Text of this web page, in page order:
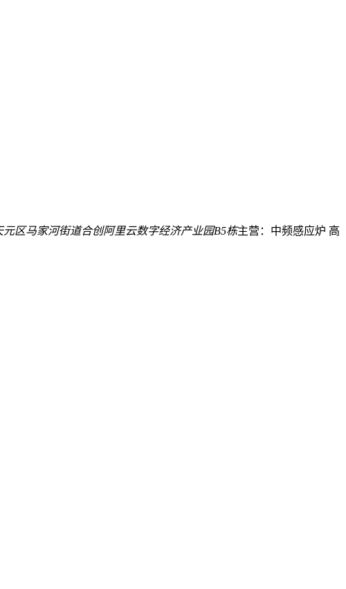
区马家河街道合创阿里云数字经济产业园B5栋主营：中频感应炉 高